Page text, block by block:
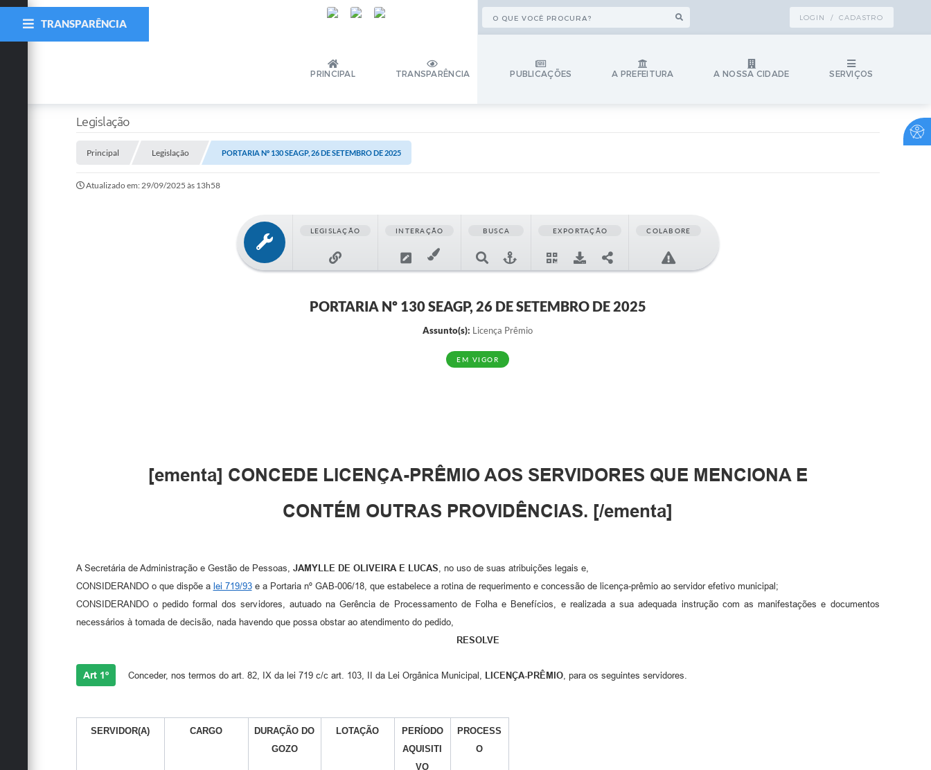
LOGIN / CADASTRO
PRINCIPAL TRANSPARÊNCIA PUBLICAÇÕES A PREFEITURA A NOSSA CIDADE SERVIÇOS
TRANSPARÊNCIA
Legislação
Principal Legislação PORTARIA Nº 130 SEAGP, 26 DE SETEMBRO DE 2025
Atualizado em: 29/09/2025 às 13h58
LEGISLAÇÃO INTERAÇÃO BUSCA EXPORTAÇÃO COLABORE
PORTARIA Nº 130 SEAGP, 26 DE SETEMBRO DE 2025
Assunto(s): Licença Prêmio
EM VIGOR
[ementa] CONCEDE LICENÇA-PRÊMIO AOS SERVIDORES QUE MENCIONA E
CONTÉM OUTRAS PROVIDÊNCIAS. [/ementa]
A Secretária de Administração e Gestão de Pessoas, JAMYLLE DE OLIVEIRA E LUCAS , no uso de suas atribuições legais e,
CONSIDERANDO o que dispõe a lei 719/93e a Portaria nº GAB-006/18, que estabelece a rotina de requerimento e concessão de licença-prêmio ao servidor efetivo municipal;
CONSIDERANDO o pedido formal dos servidores, autuado na Gerência de Processamento de Folha e Benefícios, e realizada a sua adequada instrução com as manifestações e documentos
necessários à tomada de decisão, nada havendo que possa obstar ao atendimento do pedido,
RESOLVE
Art 1º Conceder, nos termos do art. 82, IX da lei 719 c/c art. 103, II da Lei Orgânica Municipal, LICENÇA-PRÊMIO, para os seguintes servidores.
SERVIDOR(A) CARGO
DURAÇÃO DO
GOZO
LOTAÇÃO
PERÍODO
AQUISITI
VO
PROCESS
O